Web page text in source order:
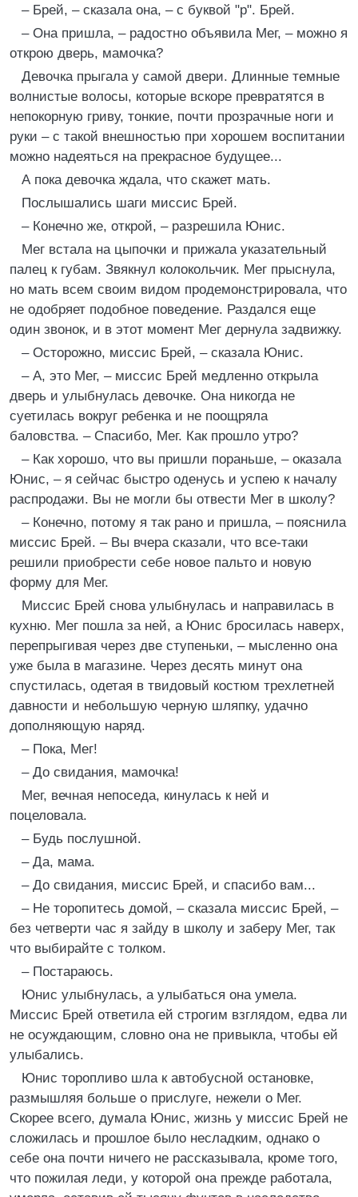
– Брей, – сказала она, – с буквой "р". Брей.
– Она пришла, – радостно объявила Мег, – можно я
открою дверь, мамочка?
Девочка прыгала у самой двери. Длинные темные
волнистые волосы, которые вскоре превратятся в
непокорную гриву, тонкие, почти прозрачные ноги и
руки – с такой внешностью при хорошем воспитании
можно надеяться на прекрасное будущее...
А пока девочка ждала, что скажет мать.
Послышались шаги миссис Брей.
– Конечно же, открой, – разрешила Юнис.
Мег встала на цыпочки и прижала указательный
палец к губам. Звякнул колокольчик. Мег прыснула,
но мать всем своим видом продемонстрировала, что
не одобряет подобное поведение. Раздался еще
один звонок, и в этот момент Мег дернула задвижку.
– Осторожно, миссис Брей, – сказала Юнис.
– А, это Мег, – миссис Брей медленно открыла
дверь и улыбнулась девочке. Она никогда не
суетилась вокруг ребенка и не поощряла
баловства. – Спасибо, Мег. Как прошло утро?
– Как хорошо, что вы пришли пораньше, – оказала
Юнис, – я сейчас быстро оденусь и успею к началу
распродажи. Вы не могли бы отвести Мег в школу?
– Конечно, потому я так рано и пришла, – пояснила
миссис Брей. – Вы вчера сказали, что все-таки
решили приобрести себе новое пальто и новую
форму для Мег.
Миссис Брей снова улыбнулась и направилась в
кухню. Мег пошла за ней, а Юнис бросилась наверх,
перепрыгивая через две ступеньки, – мысленно она
уже была в магазине. Через десять минут она
спустилась, одетая в твидовый костюм трехлетней
давности и небольшую черную шляпку, удачно
дополняющую наряд.
– Пока, Мег!
– До свидания, мамочка!
Мег, вечная непоседа, кинулась к ней и
поцеловала.
– Будь послушной.
– Да, мама.
– До свидания, миссис Брей, и спасибо вам...
– Не торопитесь домой, – сказала миссис Брей, –
без четверти час я зайду в школу и заберу Мег, так
что выбирайте с толком.
– Постараюсь.
Юнис улыбнулась, а улыбаться она умела.
Миссис Брей ответила ей строгим взглядом, едва ли
не осуждающим, словно она не привыкла, чтобы ей
улыбались.
Юнис торопливо шла к автобусной остановке,
размышляя больше о прислуге, нежели о Мег.
Скорее всего, думала Юнис, жизнь у миссис Брей не
сложилась и прошлое было несладким, однако о
себе она почти ничего не рассказывала, кроме того,
что пожилая леди, у которой она прежде работала,